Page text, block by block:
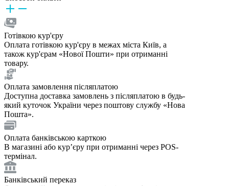
Готівкою кур'єру
Оплата готівкою кур'єру в межах міста Київ, а
також кур'єрам «Нової Пошти» при отриманні
товару.
Оплата замовлення післяплатою
Доступна доставка замовлень з післяплатою в будь-
який куточок України через поштову службу «Нова
Пошта».
Оплата банківською карткою
В магазині або курʼєру при отриманні через POS-
термінал.
Банківський переказ